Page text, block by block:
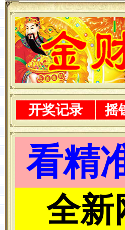
开奖记录 摇
看精
全新